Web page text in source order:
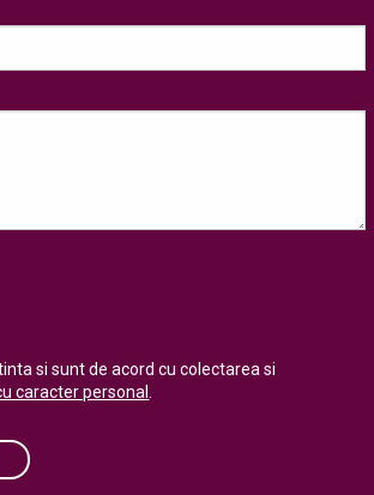
si sunt de acord cu colectarea si
caracter personal